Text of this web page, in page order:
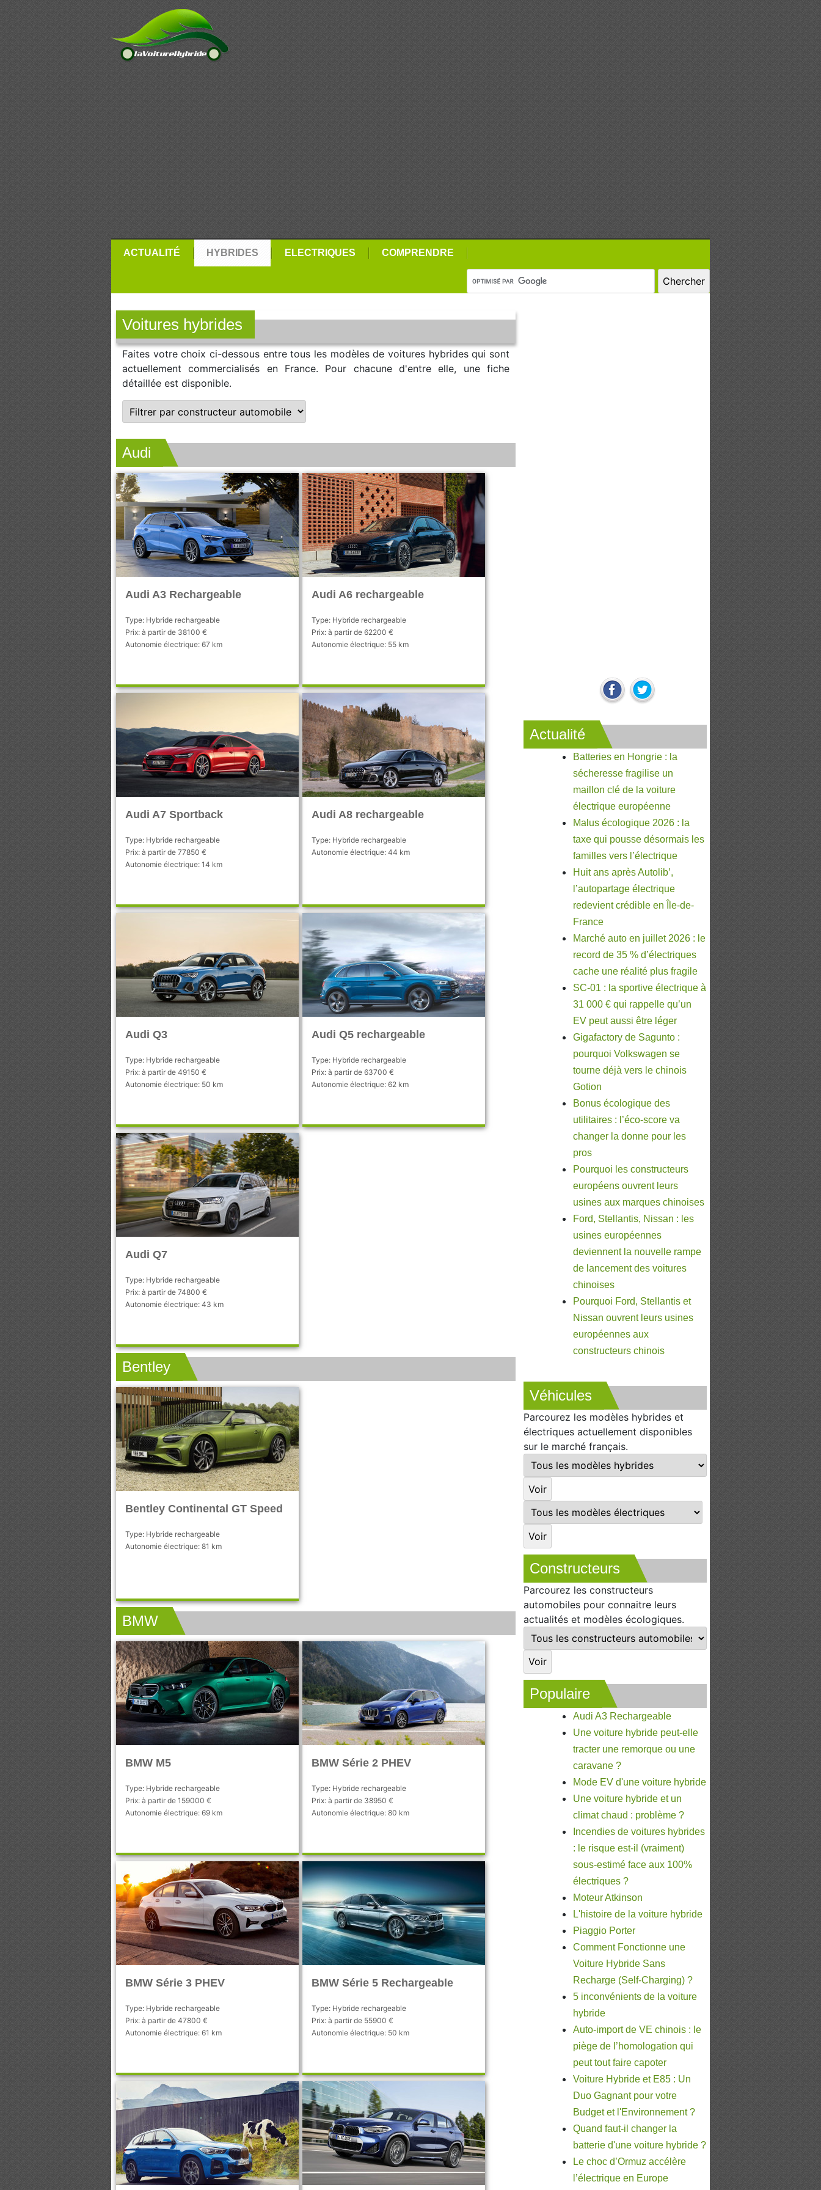
ACTUALITÉ HYBRIDES ELECTRIQUES COMPRENDRE
Voitures hybrides
Faites votre choix ci-dessous entre tous les modèles de voitures hybrides qui sont
actuellement commercialisés en France. Pour chacune d'entre elle, une fiche
détaillée est disponible.
Audi
Audi A3 Rechargeable
Type: Hybride rechargeable
Prix: à partir de 38100 €
Autonomie électrique: 67 km
Audi A6 rechargeable
Type: Hybride rechargeable
Prix: à partir de 62200 €
Autonomie électrique: 55 km
Audi A7 Sportback
Type: Hybride rechargeable
Prix: à partir de 77850 €
Autonomie électrique: 14 km
Audi A8 rechargeable
Type: Hybride rechargeable
Autonomie électrique: 44 km
Audi Q3
Type: Hybride rechargeable
Prix: à partir de 49150 €
Autonomie électrique: 50 km
Audi Q5 rechargeable
Type: Hybride rechargeable
Prix: à partir de 63700 €
Autonomie électrique: 62 km
Audi Q7
Type: Hybride rechargeable
Prix: à partir de 74800 €
Autonomie électrique: 43 km
Bentley
Bentley Continental GT Speed
Type: Hybride rechargeable
Autonomie électrique: 81 km
BMW
BMW M5
Type: Hybride rechargeable
Prix: à partir de 159000 €
Autonomie électrique: 69 km
BMW Série 2 PHEV
Type: Hybride rechargeable
Prix: à partir de 38950 €
Autonomie électrique: 80 km
BMW Série 3 PHEV
Type: Hybride rechargeable
Prix: à partir de 47800 €
Autonomie électrique: 61 km
BMW Série 5 Rechargeable
Type: Hybride rechargeable
Prix: à partir de 55900 €
Autonomie électrique: 50 km
Actualité
Batteries en Hongrie : la
sécheresse fragilise un
maillon clé de la voiture
électrique européenne
Malus écologique 2026 : la
taxe qui pousse désormais les
familles vers l’électrique
Huit ans après Autolib’,
l’autopartage électrique
redevient crédible en Île-de-
France
Marché auto en juillet 2026 : le
record de 35 % d’électriques
cache une réalité plus fragile
SC-01 : la sportive électrique à
31 000 € qui rappelle qu’un
EV peut aussi être léger
Gigafactory de Sagunto :
pourquoi Volkswagen se
tourne déjà vers le chinois
Gotion
Bonus écologique des
utilitaires : l’éco-score va
changer la donne pour les
pros
Pourquoi les constructeurs
européens ouvrent leurs
usines aux marques chinoises
Ford, Stellantis, Nissan : les
usines européennes
deviennent la nouvelle rampe
de lancement des voitures
chinoises
Pourquoi Ford, Stellantis et
Nissan ouvrent leurs usines
européennes aux
constructeurs chinois
Véhicules
Parcourez les modèles hybrides et
électriques actuellement disponibles
sur le marché français.
Constructeurs
Parcourez les constructeurs
automobiles pour connaitre leurs
actualités et modèles écologiques.
Populaire
Audi A3 Rechargeable
Une voiture hybride peut-elle
tracter une remorque ou une
caravane ?
Mode EV d'une voiture hybride
Une voiture hybride et un
climat chaud : problème ?
Incendies de voitures hybrides
: le risque est-il (vraiment)
sous-estimé face aux 100%
électriques ?
Moteur Atkinson
L'histoire de la voiture hybride
Piaggio Porter
Comment Fonctionne une
Voiture Hybride Sans
Recharge (Self-Charging) ?
5 inconvénients de la voiture
hybride
Auto-import de VE chinois : le
piège de l’homologation qui
peut tout faire capoter
Voiture Hybride et E85 : Un
Duo Gagnant pour votre
Budget et l'Environnement ?
Quand faut-il changer la
batterie d'une voiture hybride ?
Le choc d’Ormuz accélère
l’électrique en Europe